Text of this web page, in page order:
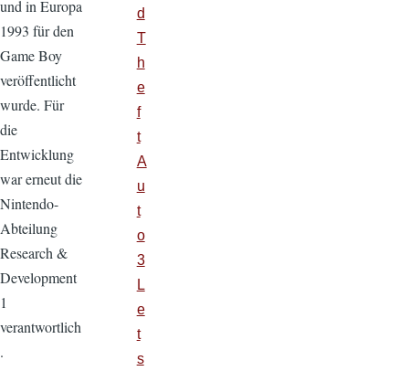
und in Europa
1993 für den
Game Boy
veröffentlicht
wurde. Für
die
Entwicklung
war erneut die
Nintendo-
Abteilung
Research &
Development
1
verantwortlich
.
d
T
h
e
f
t
A
u
t
o
3
L
e
t
s